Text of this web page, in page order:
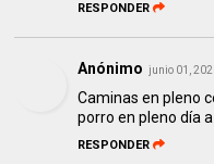
RESPONDER
Anónimo junio 01,
Caminas en pleno
porro en pleno día
RESPONDER